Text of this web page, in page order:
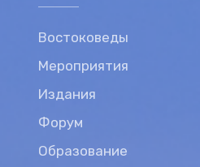
Востоковеды
Мероприятия
Издания
Форум
Образование